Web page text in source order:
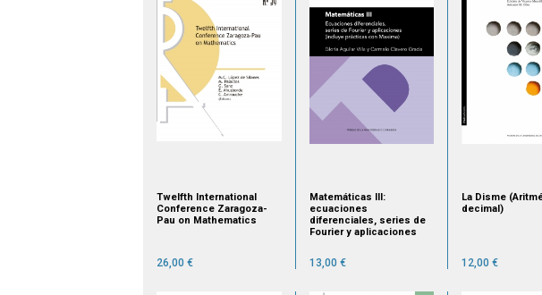
Twelfth International
Conference Zaragoza-
Pau on Mathematics
26,00 €
Matemáticas III:
ecuaciones
diferenciales, series de
Fourier y aplicaciones
13,00 €
La Disme
decimal)
12,00 €